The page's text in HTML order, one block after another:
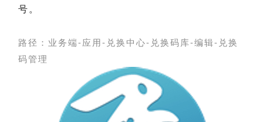
号。
路径：业务端-应用-兑换中心-兑换码库-编辑-兑换
码管理